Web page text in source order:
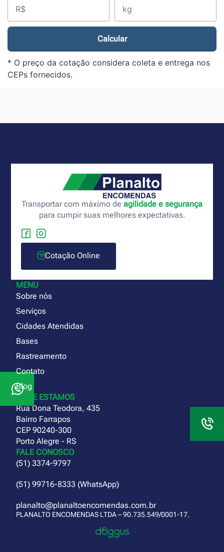
Calcular
* O preço da cotação considera coleta e entrega nos
CEPs fornecidos.
Transportar com máximo de agilidade e segurança
para cumpir suas melhores expectativas.
Cotação Online
MENU
Sobre nós
Serviços
Cidades Atendidas
Bases
Rastreamento
Contato
Blog
ONDE ESTAMOS
Rua Dona Teodora, 435
Bairro Farrapos
CEP 90240-300
Porto Alegre - RS
FALE CONOSCO
(51) 3374-9797
(51) 99716-8333 (WhatsApp)
planalto@planaltoencomendas.com.br
PLANALTO ENCOMENDAS LTDA – 90.735.549/0001-17.